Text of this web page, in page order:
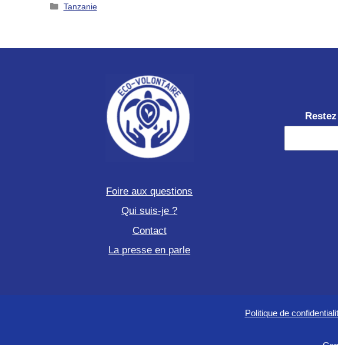
marine
Catégories
Tanzanie
Foire aux questions
Qui suis-je ?
Contact
La presse en parle
Politique de